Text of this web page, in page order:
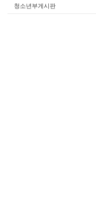
청소년부게시판